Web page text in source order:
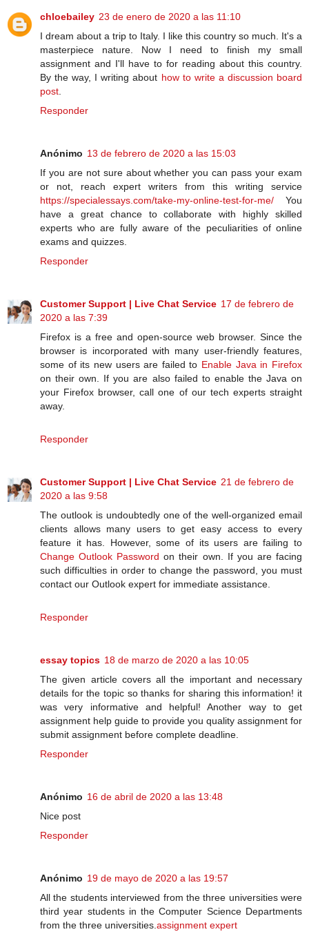
chloebailey 23 de enero de 2020 a las 11:10
I dream about a trip to Italy. I like this country so much. It's a
masterpiece nature. Now I need to finish my small
assignment and I'll have to for reading about this country.
By the way, I writing about how to write a discussion board
post
Responder
Anónimo 13 de febrero de 2020 a las 15:03
If you are not sure about whether you can pass your exam
or not, reach expert writers from this writing service
https://specialessays.com/take-my-online-test-for-me/ You
have a great chance to collaborate with highly skilled
experts who are fully aware of the peculiarities of online
exams and quizzes.
Responder
Customer Support | Live Chat Service 17 de febrero de
2020 a las 7:39
Firefox is a free and open-source web browser. Since the
browser is incorporated with many user-friendly features,
some of its new users are failed to Enable Java in Firefox
on their own. If you are also failed to enable the Java on
your Firefox browser, call one of our tech experts straight
away.
Responder
Customer Support | Live Chat Service 21 de febrero de
2020 a las 9:58
The outlook is undoubtedly one of the well-organized email
clients allows many users to get easy access to every
feature it has. However, some of its users are failing to
Change Outlook Password on their own. If you are facing
such difficulties in order to change the password, you must
contact our Outlook expert for immediate assistance.
Responder
essay topics 18 de marzo de 2020 a las 10:05
The given article covers all the important and necessary
details for the topic so thanks for sharing this information! it
was very informative and helpful! Another way to get
assignment help guide to provide you quality assignment for
submit assignment before complete deadline.
Responder
Anónimo 16 de abril de 2020 a las 13:48
Nice post
Responder
Anónimo 19 de mayo de 2020 a las 19:57
All the students interviewed from the three universities were
third year students in the Computer Science Departments
from the three universities. assignment expert